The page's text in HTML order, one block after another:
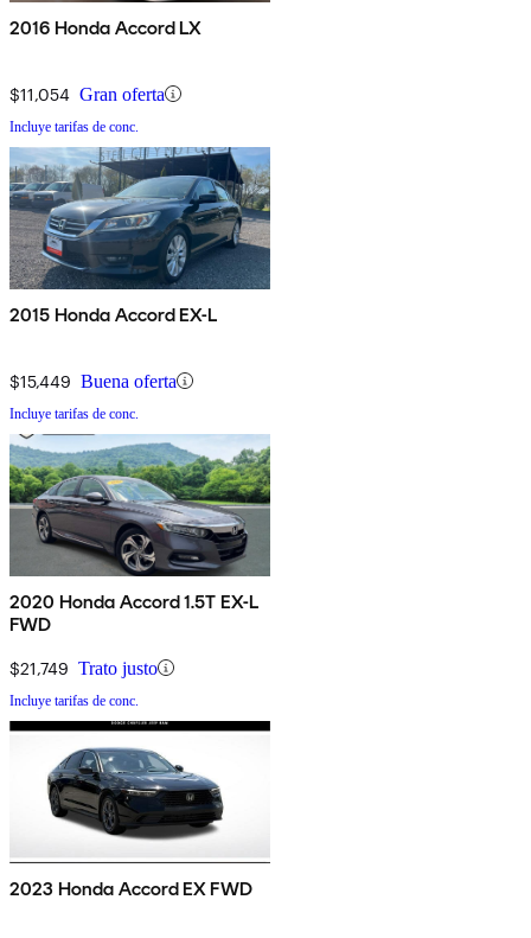
2016 Honda Accord LX
$11,054 Gran oferta
Incluye tarifas de conc.
2015 Honda Accord EX-L
$15,449 Buena oferta
Incluye tarifas de conc.
2020 Honda Accord 1.5T EX-L
FWD
$21,749 Trato justo
Incluye tarifas de conc.
2023 Honda Accord EX FWD